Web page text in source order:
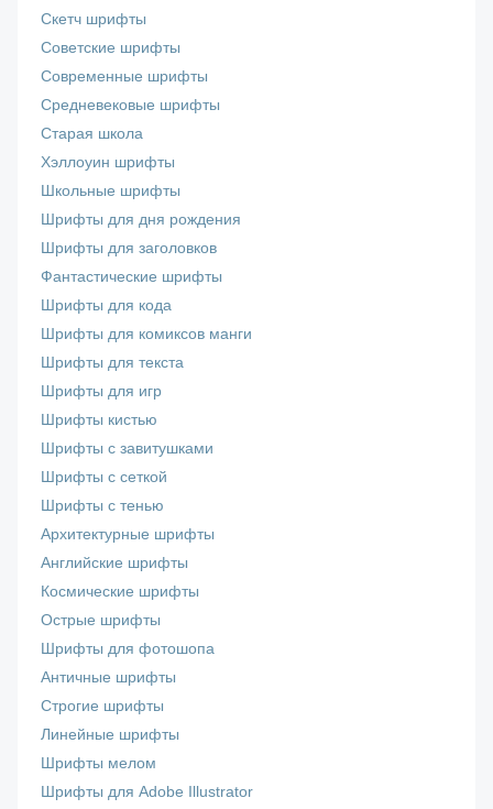
Скетч шрифты
Советские шрифты
Современные шрифты
Средневековые шрифты
Старая школа
Хэллоуин шрифты
Школьные шрифты
Шрифты для дня рождения
Шрифты для заголовков
Фантастические шрифты
Шрифты для кода
Шрифты для комиксов манги
Шрифты для текста
Шрифты для игр
Шрифты кистью
Шрифты с завитушками
Шрифты с сеткой
Шрифты с тенью
Архитектурные шрифты
Английские шрифты
Космические шрифты
Острые шрифты
Шрифты для фотошопа
Античные шрифты
Строгие шрифты
Линейные шрифты
Шрифты мелом
Шрифты для Adobe Illustrator